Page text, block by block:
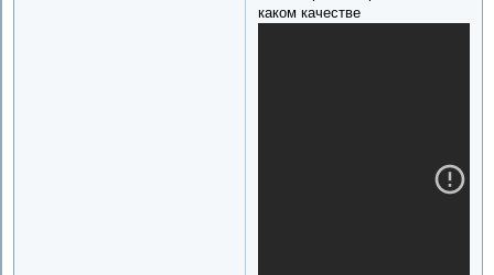
каком качестве